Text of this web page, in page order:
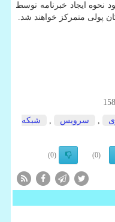
نحوه ایجاد خبرنامه توسط
پولی متمرکز خواهند شد.
سرویس
شبكه
(0)
(0)